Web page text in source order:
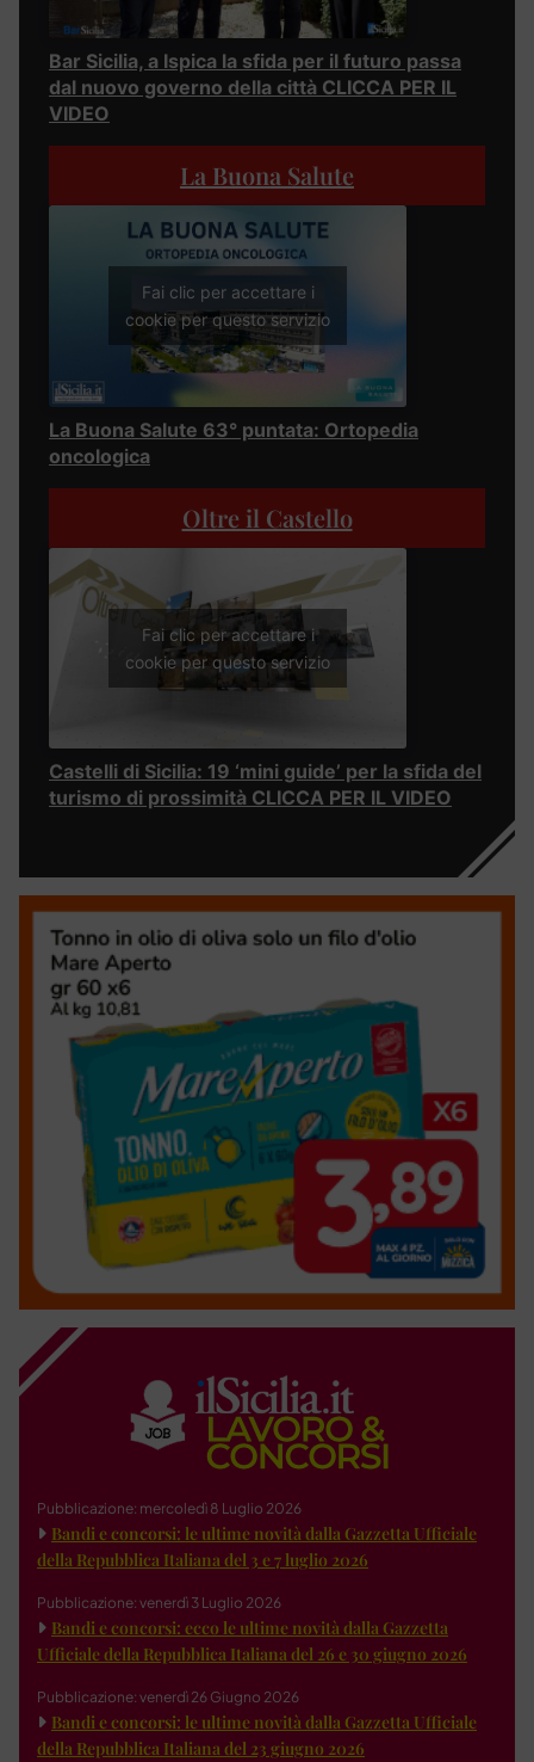
Bar Sicilia, a Ispica la sfida per il futuro passa
dal nuovo governo della città CLICCA PER IL
VIDEO
La Buona Salute
Fai clic per accettare i
cookie per questo servizio
La Buona Salute 63° puntata: Ortopedia
oncologica
Oltre il Castello
Fai clic per accettare i
cookie per questo servizio
Castelli di Sicilia: 19 ‘mini guide’ per la sfida del
turismo di prossimità CLICCA PER IL VIDEO
Pubblicazione: mercoledì 8 Luglio 2026
Bandi e concorsi: le ultime novità dalla Gazzetta Ufficiale
della Repubblica Italiana del 3 e 7 luglio 2026
Pubblicazione: venerdì 3 Luglio 2026
Bandi e concorsi: ecco le ultime novità dalla Gazzetta
Ufficiale della Repubblica Italiana del 26 e 30 giugno 2026
Pubblicazione: venerdì 26 Giugno 2026
Bandi e concorsi: le ultime novità dalla Gazzetta Ufficiale
della Repubblica Italiana del 23 giugno 2026